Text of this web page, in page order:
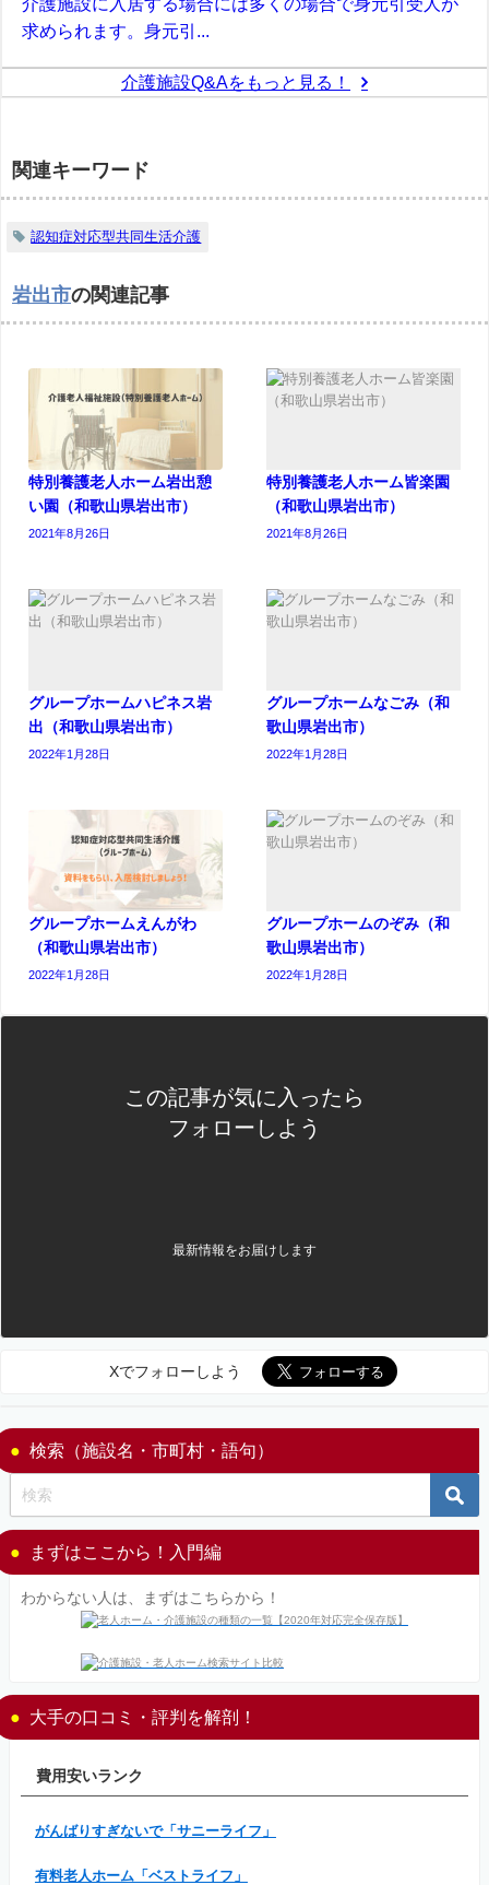
介護施設に入居する場合には多くの場合で身元引受人が
求められます。身元引...
介護施設Q&Aをもっと見る！
関連キーワード
認知症対応型共同生活介護
岩出市の関連記事
特別養護老人ホーム岩出憩
い園（和歌山県岩出市）
2021年8月26日
特別養護老人ホーム皆楽園
（和歌山県岩出市）
2021年8月26日
グループホームハピネス岩
出（和歌山県岩出市）
2022年1月28日
グループホームなごみ（和
歌山県岩出市）
2022年1月28日
グループホームえんがわ
（和歌山県岩出市）
2022年1月28日
グループホームのぞみ（和
歌山県岩出市）
2022年1月28日
この記事が気に入ったら
フォローしよう
最新情報をお届けします
Xでフォローしよう
検索（施設名・市町村・語句）
まずはここから！入門編
わからない人は、まずはこちらから！
大手の口コミ・評判を解剖！
費用安いランク
がんばりすぎないで「サニーライフ」
有料老人ホーム「ベストライフ」